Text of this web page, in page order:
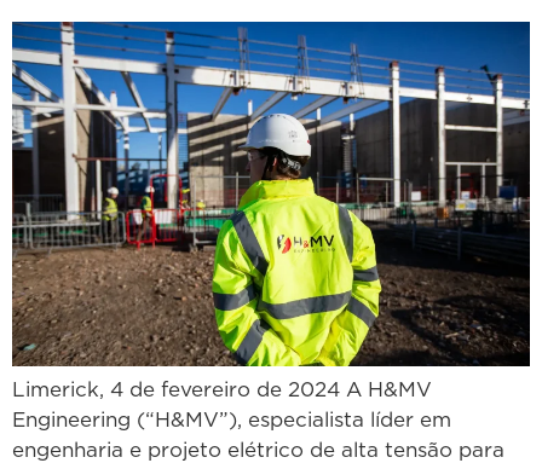
Limerick, 4 de fevereiro de 2024 A H&MV
Engineering (“H&MV”), especialista líder em
engenharia e projeto elétrico de alta tensão para